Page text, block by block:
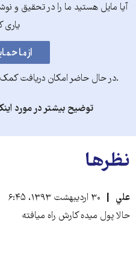
آیا مایل هستید ما را در تحقیق و
یاری
.در حال حاضر امکان دریافت
توضیح بیشتر در مورد
نظرها
علي
۳۰ اردیبهشت ۱۳۹۳، ۶:۴۵
حالا پول ميده كارش راه ميافته